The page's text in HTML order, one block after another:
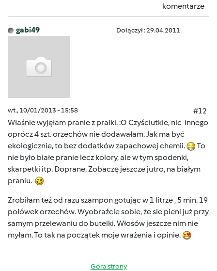
komentarze
gabi49 Dołączył : 29.04.2011
wt., 10/01/2013 - 15:58
#12
Właśnie wyjęłam pranie z pralki. :O Czyściutkie, nic innego
oprócz 4 szt. orzechów nie dodawałam. Jak ma być
ekologicznie, to bez dodatków zapachowej chemii.
To
nie było białe pranie lecz kolory, ale w tym spodenki,
skarpetki itp. Doprane. Zobaczę jeszcze jutro, na białym
praniu.
Zrobiłam też od razu szampon gotując w 1 litrze , 5 min. 19
połówek orzechów. Wyobraźcie sobie, że sie pieni już przy
samym przelewaniu do butelki. Włosów jeszcze nim nie
myłam. To tak na początek moje wrażenia i opinie.
Góra strony